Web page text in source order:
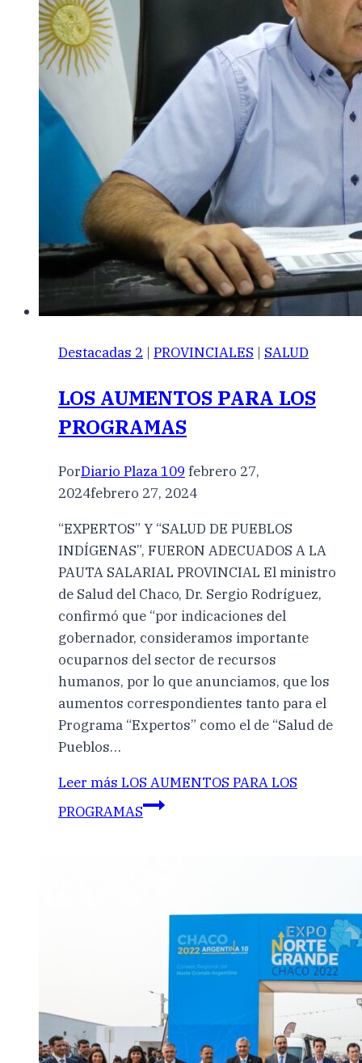
Destacadas 2 | PROVINCIALES | SALUD
LOS AUMENTOS PARA LOS
PROGRAMAS
PorDiario Plaza 109 febrero 27,
2024febrero 27, 2024
“EXPERTOS” Y “SALUD DE PUEBLOS
INDÍGENAS”, FUERON ADECUADOS A LA
PAUTA SALARIAL PROVINCIAL El ministro
de Salud del Chaco, Dr. Sergio Rodríguez,
confirmó que “por indicaciones del
gobernador, consideramos importante
ocuparnos del sector de recursos
humanos, por lo que anunciamos, que los
aumentos correspondientes tanto para el
Programa “Expertos” como el de “Salud de
Pueblos…
Leer más LOS AUMENTOS PARA LOS
PROGRAMAS